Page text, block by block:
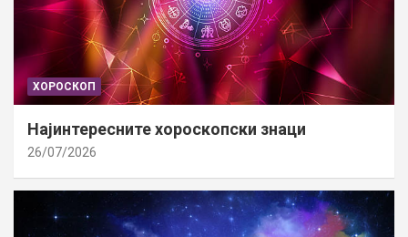
ХОРОСКОП
Најинтересните хороскопски знаци
26/07/2026